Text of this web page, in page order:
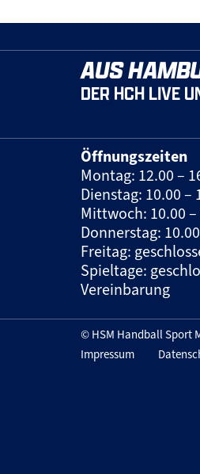
AUS
DER HCH LIVE
Öffnungszeiten
Montag: 12.00 –
Dienstag: 10.00 –
Mittwoch: 10.00
Donnerstag:
Freitag:
Spieltage:
Vereinbarung
© HSM Handball Sport
Impressum